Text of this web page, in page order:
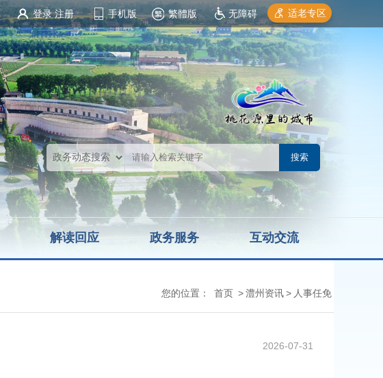
登录 注册 手机版 繁體版 无障碍 适老专区
解读回应 政务服务 互动交流
您的位置： 首页 >澧州资讯> 人事任免
2026-07-31